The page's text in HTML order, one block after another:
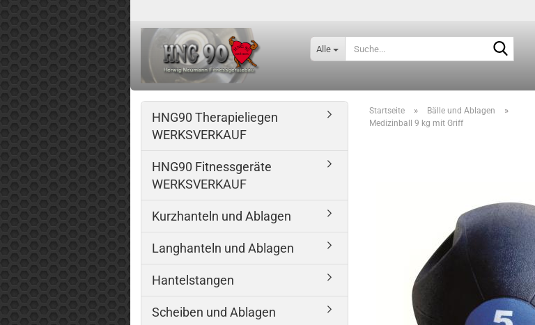
Alle
Startseite » Bälle und Ablagen »
Medizinball 9 kg mit Griff
HNG90 Therapieliegen
WERKSVERKAUF
HNG90 Fitnessgeräte
WERKSVERKAUF
Kurzhanteln und Ablagen
Langhanteln und Ablagen
Hantelstangen
Scheiben und Ablagen